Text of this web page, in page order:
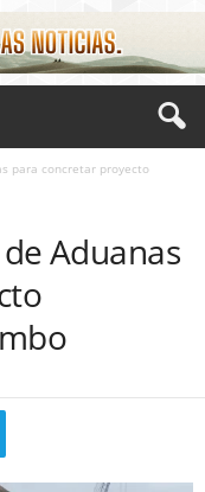
para concretar proyecto
Aduanas